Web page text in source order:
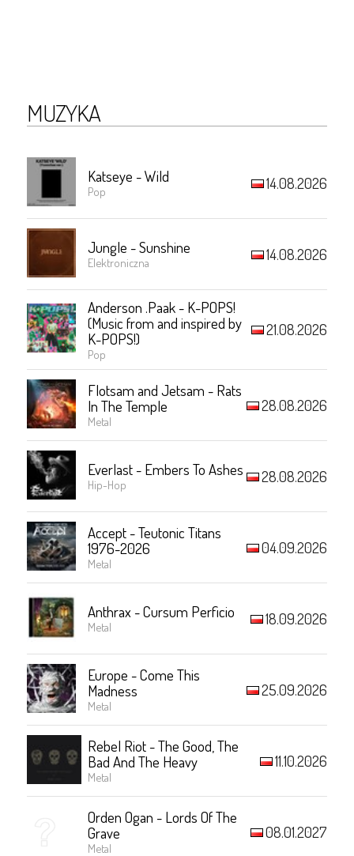
MUZYKA
Katseye - Wild
Pop 14.08.2026
Jungle - Sunshine
Elektroniczna 14.08.2026
Anderson .Paak - K-POPS!
(Music from and inspired by
K-POPS!)
Pop
21.08.2026
Flotsam and Jetsam - Rats
In The Temple
Metal
28.08.2026
Everlast - Embers To Ashes
Hip-Hop 28.08.2026
Accept - Teutonic Titans
1976-2026
Metal
04.09.2026
Anthrax - Cursum Perficio
Metal 18.09.2026
Europe - Come This
Madness
Metal
25.09.2026
Rebel Riot - The Good, The
Bad And The Heavy
Metal
11.10.2026
Orden Ogan - Lords Of The
Grave
Metal
08.01.2027